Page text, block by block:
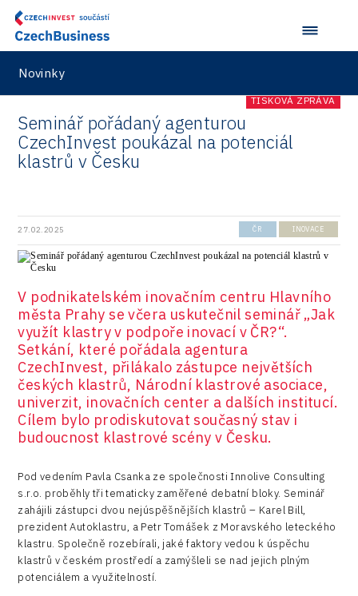
Novinky
TISKOVÁ ZPRÁVA
Seminář pořádaný agenturou
CzechInvest poukázal na potenciál
klastrů v Česku
27.02.2025 ČR INOVACE
V podnikatelském inovačním centru Hlavního
města Prahy se včera uskutečnil seminář „Jak
využít klastry v podpoře inovací v ČR?“.
Setkání, které pořádala agentura
CzechInvest, přilákalo zástupce největších
českých klastrů, Národní klastrové asociace,
univerzit, inovačních center a dalších institucí.
Cílem bylo prodiskutovat současný stav i
budoucnost klastrové scény v Česku.
Pod vedením Pavla Csanka ze společnosti Innolive Consulting
s.r.o. proběhly tři tematicky zaměřené debatní bloky. Seminář
zahájili zástupci dvou nejúspěšnějších klastrů – Karel Bill,
prezident Autoklastru, a Petr Tomášek z Moravského leteckého
klastru. Společně rozebírali, jaké faktory vedou k úspěchu
klastrů v českém prostředí a zamýšleli se nad jejich plným
potenciálem a využitelností.